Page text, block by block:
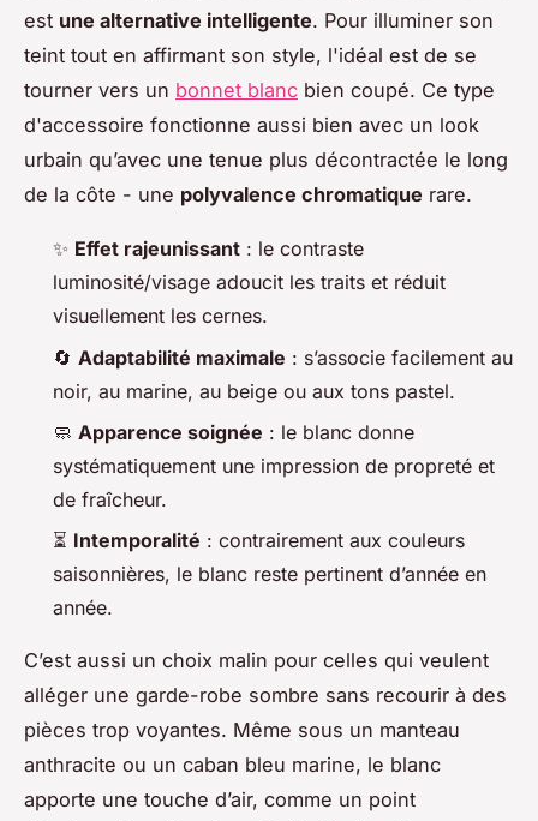
est une alternative intelligente. Pour illuminer son
teint tout en affirmant son style, l'idéal est de se
tourner vers un bonnet blanc bien coupé. Ce type
d'accessoire fonctionne aussi bien avec un look
urbain qu’avec une tenue plus décontractée le long
de la côte - une polyvalence chromatique rare.
✨ Effet rajeunissant : le contraste
luminosité/visage adoucit les traits et réduit
visuellement les cernes.
🔄 Adaptabilité maximale : s’associe facilement au
noir, au marine, au beige ou aux tons pastel.
🧼 Apparence soignée : le blanc donne
systématiquement une impression de propreté et
de fraîcheur.
⏳ Intemporalité : contrairement aux couleurs
saisonnières, le blanc reste pertinent d’année en
année.
C’est aussi un choix malin pour celles qui veulent
alléger une garde-robe sombre sans recourir à des
pièces trop voyantes. Même sous un manteau
anthracite ou un caban bleu marine, le blanc
apporte une touche d’air, comme un point